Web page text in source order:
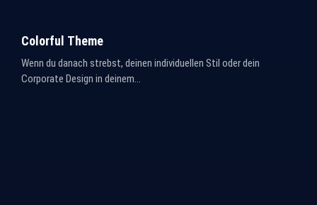
Colorful Theme
Wenn du danach strebst, deinen individuellen Stil oder dein
Corporate Design in deinem...